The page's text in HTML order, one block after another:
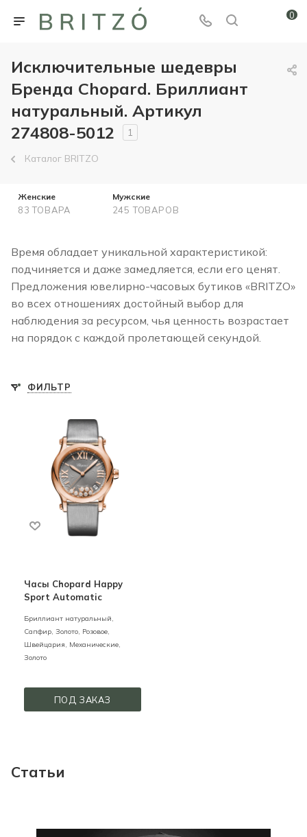
0
Исключительные шедевры
Бренда Chopard. Бриллиант
натуральный. Артикул
274808-5012
1
Каталог BRITZO
Женские
83 ТОВАРА
Мужские
245 ТОВАРОВ
Время обладает уникальной характеристикой:
подчиняется и даже замедляется, если его ценят.
Предложения ювелирно-часовых бутиков «BRITZO»
во всех отношениях достойный выбор для
наблюдения за ресурсом, чья ценность возрастает
на порядок с каждой пролетающей секундой.
ФИЛЬТР
Часы Chopard Happy
Sport Automatic
Бриллиант натуральный,
Сапфир, Золото, Розовое,
Швейцария, Механические,
Золото
ПОД ЗАКАЗ
Статьи